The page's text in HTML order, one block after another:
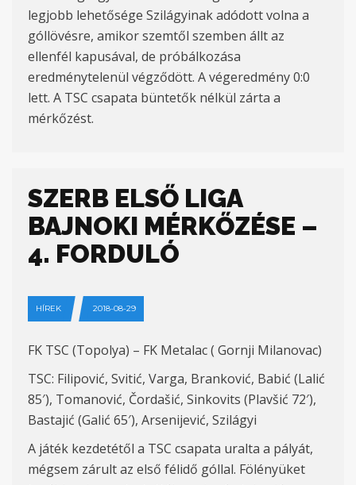
legjobb lehetősége Szilágyinak adódott volna a
góllövésre, amikor szemtől szemben állt az
ellenfél kapusával, de próbálkozása
eredménytelenül végződött. A végeredmény 0:0
lett. A TSC csapata büntetők nélkül zárta a
mérkőzést.
SZERB ELSŐ LIGA
BAJNOKI MÉRKŐZÉSE –
4. FORDULÓ
HÍREK 2018-08-29
FK TSC (Topolya) – FK Metalac ( Gornji Milanovac)
TSC: Filipović, Svitić, Varga, Branković, Babić (Lalić
85′), Tomanović, Čordašić, Sinkovits (Plavšić 72′),
Bastajić (Galić 65′), Arsenijević, Szilágyi
A játék kezdetétől a TSC csapata uralta a pályát,
mégsem zárult az első félidő góllal. Fölényüket